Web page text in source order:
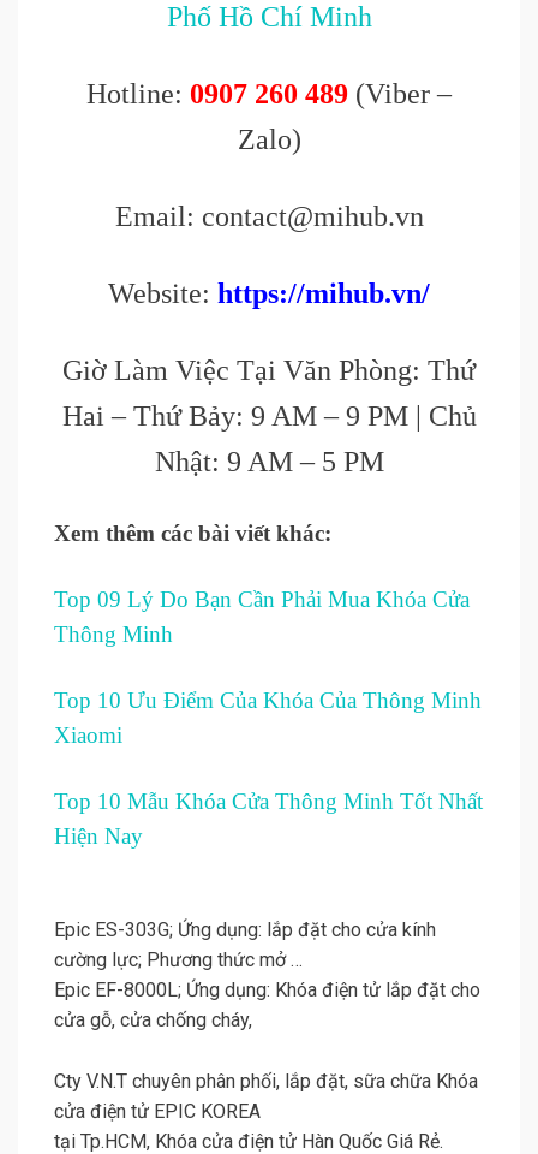
Phố Hồ Chí Minh
Hotline: 0907 260 489 (Viber –
Zalo)
Email: contact@mihub.vn
Website: https://mihub.vn/
Giờ Làm Việc Tại Văn Phòng: Thứ
Hai – Thứ Bảy: 9 AM – 9 PM | Chủ
Nhật: 9 AM – 5 PM
Xem thêm các bài viết khác:
Top 09 Lý Do Bạn Cần Phải Mua Khóa Cửa
Thông Minh
Top 10 Ưu Điểm Của Khóa Của Thông Minh
Xiaomi
Top 10 Mẫu Khóa Cửa Thông Minh Tốt Nhất
Hiện Nay
Epic ES-303G; Ứng dụng: lắp đặt cho cửa kính
cường lực; Phương thức mở …
Epic EF-8000L; Ứng dụng: Khóa điện tử lắp đặt cho
cửa gỗ, cửa chống cháy,
Cty V.N.T chuyên phân phối, lắp đặt, sữa chữa Khóa
cửa điện tử EPIC KOREA
tại Tp.HCM, Khóa cửa điện tử Hàn Quốc Giá Rẻ.